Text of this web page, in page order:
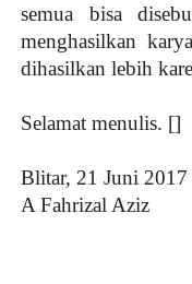
semua bisa
menghasilkan
dihasilkan lebih
Selamat menulis. []
Blitar, 21 Juni 2017
A Fahrizal Aziz